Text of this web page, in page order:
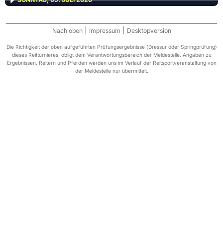
Nach oben Impressum Desktopversion
Die Richtigkeit der oben aufgeführten Prüfungsergebnisse (Dressur oder Springprüfung)
dieses Reitturnieres, obligt dem Verantwortungsbereich der Meldestelle. Angaben zu
Ergebnissen, Reitern und Pferden werden uns im Verlauf der Reitsportveranstaltung von
der Meldestelle nur übermittelt.